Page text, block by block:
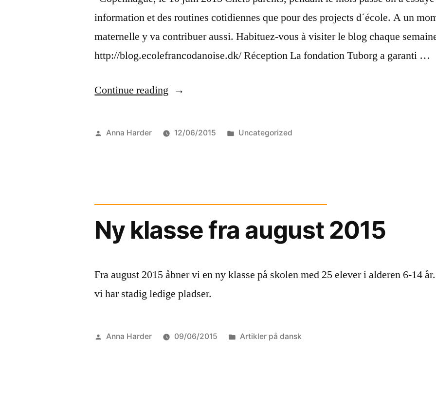
information et des routines cotidiennes que pour des projects d´école. A un
maternelle y va contribuer aussi. Habituez-vous à visiter le blog chaque
http://blog.ecolefrancodanoise.dk/ Réception La fondation Tuborg a garanti …
Continue reading “Lettre
Posted
Anna Harder 12/06/2015
Posted
Uncategorized
Ny klasse fra august 2015
Fra august 2015 åbner vi en ny klasse på skolen med 25 elever i alderen 6-14
vi har stadig ledige pladser.
Posted
Anna Harder 09/06/2015
Posted
Artikler på dansk